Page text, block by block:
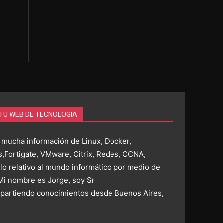
WEB DE TECNOLOGIA
información de Linux, Docker,
VMware, Citrix, Redes, CCNA,
relativo al mundo informático por medio de
nombre es Jorge, soy Sr
conocimientos desde Buenos Aires,